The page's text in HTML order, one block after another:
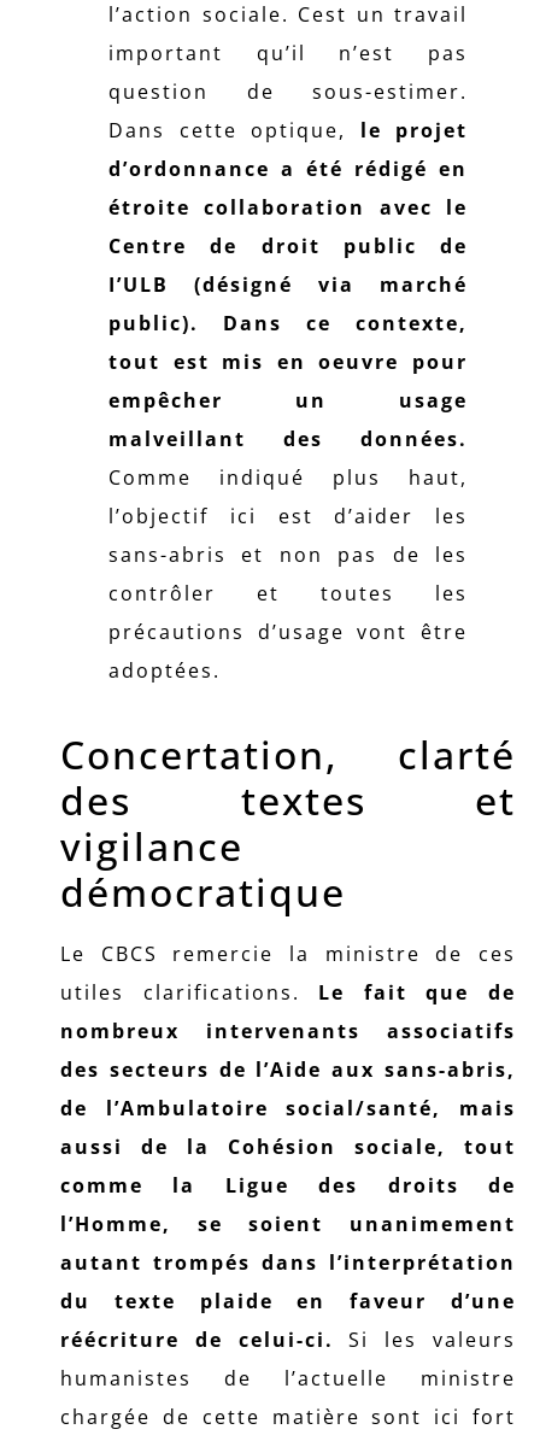
l’action sociale. Cest un travail
important qu’il n’est pas
question de sous-estimer.
Dans cette optique, le projet
d’ordonnance a été rédigé en
étroite collaboration avec le
Centre de droit public de
I’ULB (désigné via marché
public). Dans ce contexte,
tout est mis en oeuvre pour
empêcher un usage
malveillant des données.
Comme indiqué plus haut,
l’objectif ici est d’aider les
sans-abris et non pas de les
contrôler et toutes les
précautions d’usage vont être
adoptées.
Concertation, clarté
des textes et
vigilance
démocratique
Le CBCS remercie la ministre de ces
utiles clarifications. Le fait que de
nombreux intervenants associatifs
des secteurs de l’Aide aux sans-abris,
de l’Ambulatoire social/santé, mais
aussi de la Cohésion sociale, tout
comme la Ligue des droits de
l’Homme, se soient unanimement
autant trompés dans l’interprétation
du texte plaide en faveur d’une
réécriture de celui-ci.Si les valeurs
humanistes de l’actuelle ministre
chargée de cette matière sont ici fort